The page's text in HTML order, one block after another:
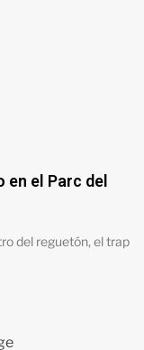
el Parc del
del reguetón, el trap